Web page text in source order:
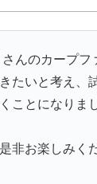
んのカープフ
たいと考え、
ことになりま
非お楽しみく